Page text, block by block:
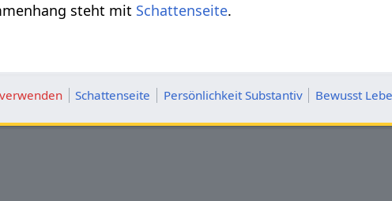
steht mit Schattenseite.
Schattenseite Persönlichkeit Substantiv Bewusst